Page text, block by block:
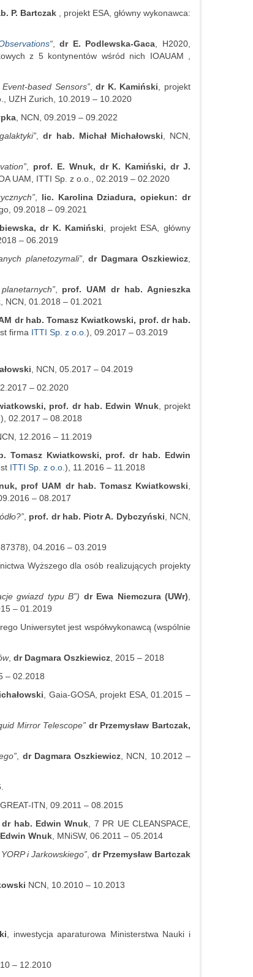
P. Bartczak
, projekt ESA, główny wykonawca:
“,dr E. Podlewska-Gaca , H2020,
z 5 kontynentów wśród nich IOAUAM ,
based Sensors”,dr K. Kamiński , projekt
UZH Zurich, 10.2019 – 10.2020
, NCN, 09.2019 – 09.2022
,dr hab. Michał Michałowski , NCN,
prof. E. Wnuk, dr K. Kamiński, dr J.
UAM, ITTI Sp. z o.o., 02.2019 – 02.2020
lic. Karolina Dziadura, opiekun: dr
09.2018 – 09.2021
dr K. Kamiński , projekt ESA, główny
– 06.2019
planetozymali”, dr Dagmara Oszkiewicz
, prof. UAM dr hab. Agnieszka
, NCN, 01.2018 – 01.2021
dr hab. Tomasz Kwiatkowski, prof. dr hab.
firma ITTI Sp. z o.o. ), 09.2017 – 03.2019
, NCN, 05.2017 – 04.2019
– 02.2020
prof. dr hab. Edwin Wnuk, projekt
), 02.2017 – 08.2018
12.2016 – 11.2019
Tomasz Kwiatkowski, prof. dr hab. Edwin
ITTI Sp. z o.o. ), 11.2016 – 11.2018
prof UAM dr hab. Tomasz Kwiatkowski
– 08.2017
prof. dr hab. Piotr A. Dybczyński , NCN,
04.2016 – 03.2019
Wyższego dla osób realizujących projekty
gwiazd typu B”) dr Ewa Niemczura (UWr)
– 01.2019
Uniwersytet jest współwykonawcą (wspólnie
, dr Dagmara Oszkiewicz, 2015 – 2018
– 02.2018
, Gaia-GOSA, projekt ESA, 01.2015 –
Mirror Telescope” dr Przemysław Bartczak,
dr Dagmara Oszkiewicz , NCN, 10.2012 –
GREAT-ITN, 09.2011 – 08.2015
hab. Edwin Wnuk , 7 PR UE CLEANSPACE,
Wnuk, MNiSW, 06.2011 – 05.2014
i Jarkowskiego”, dr Przemysław Bartczak
NCN, 10.2010 – 10.2013
, inwestycja aparaturowa Ministerstwa Nauki i
– 12.2010